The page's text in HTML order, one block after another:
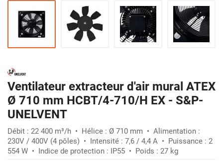
Ventilateur extracteur d'air mural ATEX
Ø 710 mm HCBT/4-710/H EX - S&P-
UNELVENT
Débit : 22 400 m³/h • Hélice : Ø 710 mm • Alimentation :
230V / 400V (4 pôles) • Intensité : 7,6 / 4,4 A • Puissance : 2
554 W • Indice de protection : IP55 • Poids : 27 kg